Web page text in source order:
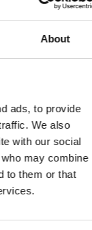
About
ads, to provide
We also
with our social
may combine
to them or that